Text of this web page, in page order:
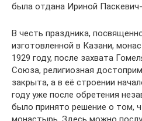
была отдана Ириной
В честь праздника,
изготовленной в Казани,
1929 году, после захвата
Союза, религиозная
закрыта, а в её строении
году уже после обретения
было принято решение о том,